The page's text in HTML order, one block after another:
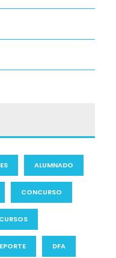
ALUMNADO
CONCURSO
CURSOS
DFA